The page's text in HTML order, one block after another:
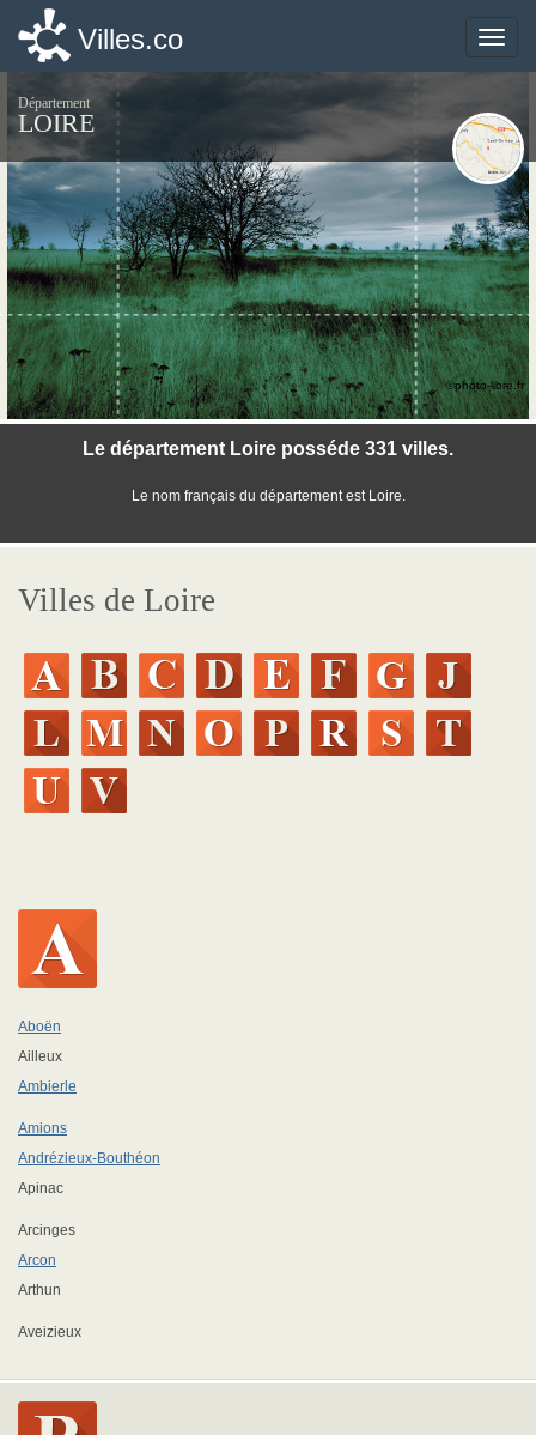
Toggle
Villes.co
Département
LOIRE
Le département Loire posséde 331 villes.
Le nom français du département est Loire.
©photo-libre.fr
Villes de Loire
Aboën
Ailleux
Ambierle
Amions
Andrézieux-Bouthéon
Apinac
Arcinges
Arcon
Arthun
Aveizieux
Toggle
Villes.co